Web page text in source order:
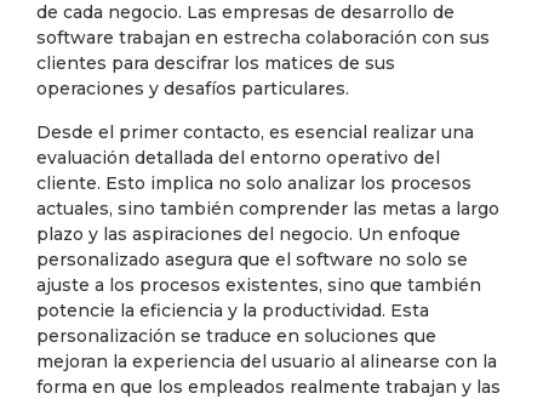
de cada negocio. Las empresas de desarrollo de
software trabajan en estrecha colaboración con sus
clientes para descifrar los matices de sus
operaciones y desafíos particulares.
Desde el primer contacto, es esencial realizar una
evaluación detallada del entorno operativo del
cliente. Esto implica no solo analizar los procesos
actuales, sino también comprender las metas a largo
plazo y las aspiraciones del negocio. Un enfoque
personalizado asegura que el software no solo se
ajuste a los procesos existentes, sino que también
potencie la eficiencia y la productividad. Esta
personalización se traduce en soluciones que
mejoran la experiencia del usuario al alinearse con la
forma en que los empleados realmente trabajan y las